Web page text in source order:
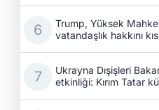
Trump, Yüksek
vatandaşlık hakkını
Ukrayna Dışişleri
etkinliği: Kırım Tatar